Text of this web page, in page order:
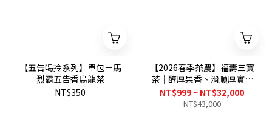
【五告喝拎系列】單包－馬
烈霸五告香烏龍茶
NT$350
【2026春季茶農】福壽三寶
茶｜醇厚果香、滑順厚實回
甘
NT$999 ~ NT$32,000
NT$43,000